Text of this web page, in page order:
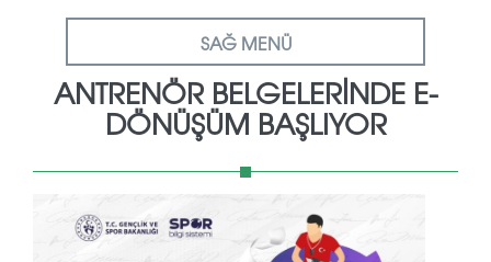
SAĞ MENÜ
ANTRENÖR BELGELERİNDE E-
DÖNÜŞÜM BAŞLIYOR